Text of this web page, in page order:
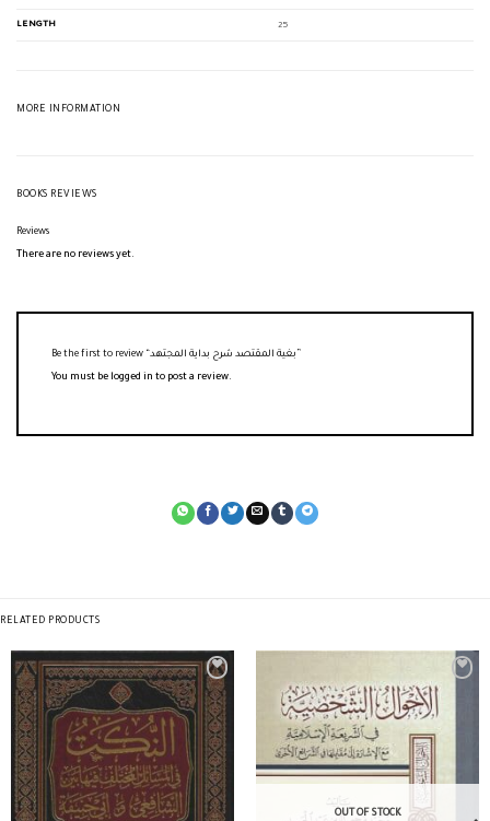
LENGTH 25
MORE INFORMATION
BOOKS REVIEWS
Reviews
There are no reviews yet.
You must be logged in to post a review.
RELATED PRODUCTS
OUT OF STOCK